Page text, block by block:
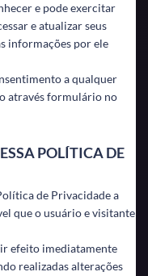
e pode exercitar
e atualizar seus
informações por ele
a qualquer
através formulário no
POLÍTICA DE
de Privacidade a
que o usuário e visitante
efeito imediatamente
realizadas alterações